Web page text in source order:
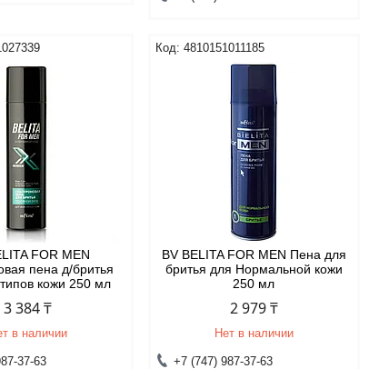
FOR MEN
пена д/бритья
кожи 250 мл
3 384 ₸
в наличии
37-63
4810151011185
BV BELITA FOR MEN Пена для
бритья для Нормальной кожи
250 мл
2 979 ₸
Нет в наличии
+7 (747) 987-37-63